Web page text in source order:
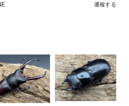
通報する